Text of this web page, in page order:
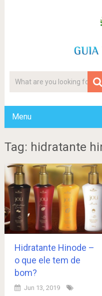
Menu
Tag: hidratante
Hidratante Hinode –
o que ele tem de
bom?
Jun 13, 2019